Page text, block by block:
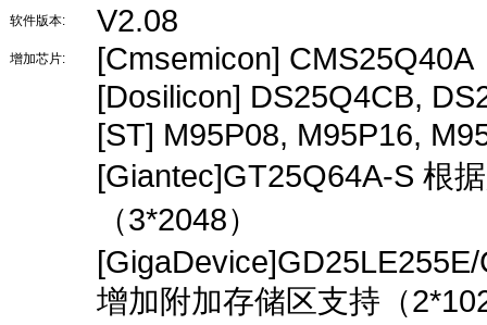
软件版本:
V2.08
增加芯片:
[Cmsemicon] CMS25Q40A
[Dosilicon] DS25Q4CB,
[ST] M95P08, M95P16,
[Giantec]GT25Q64A-S 根
（3*2048）
增加附加存储区支持（